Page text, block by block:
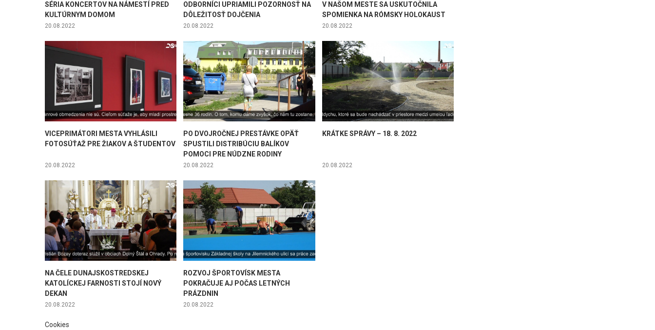
SÉRIA KONCERTOV NA NÁMESTÍ PRED
KULTÚRNYM DOMOM
20.08.2022
ODBORNÍCI UPRIAMILI POZORNOSŤ NA
DÔLEŽITOSŤ DOJČENIA
20.08.2022
V NAŠOM MESTE SA USKUTOČNILA
SPOMIENKA NA RÓMSKY HOLOKAUST
20.08.2022
VICEPRIMÁTORI MESTA VYHLÁSILI
FOTOSÚŤAŽ PRE ŽIAKOV A ŠTUDENTOV
20.08.2022
PO DVOJROČNEJ PRESTÁVKE OPÄŤ
SPUSTILI DISTRIBÚCIU BALÍKOV
POMOCI PRE NÚDZNE RODINY
20.08.2022
KRÁTKE SPRÁVY – 18. 8. 2022
20.08.2022
NA ČELE DUNAJSKOSTREDSKEJ
KATOLÍCKEJ FARNOSTI STOJÍ NOVÝ
DEKAN
20.08.2022
ROZVOJ ŠPORTOVÍSK MESTA
POKRAČUJE AJ POČAS LETNÝCH
PRÁZDNIN
20.08.2022
Cookies